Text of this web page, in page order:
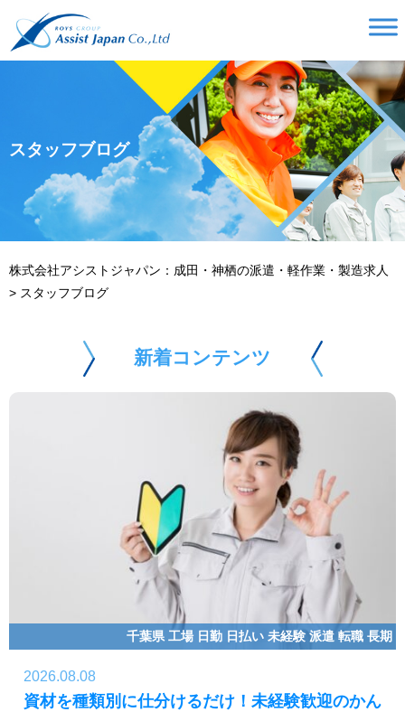
スタッフブログ
株式会社アシストジャパン：成田・神栖の派遣・軽作業・製造求人
> スタッフブログ
新着コンテンツ
千葉県工場 日勤 日払い 未経験 派遣 転職 長期
2026.08.08
資材を種類別に仕分けるだけ！未経験歓迎のかん